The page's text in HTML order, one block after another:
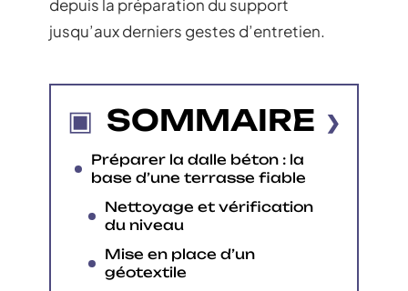
depuis la préparation du support
jusqu’aux derniers gestes d’entretien.
SOMMAIRE
Préparer la dalle béton : la
base d’une terrasse fiable
Nettoyage et vérification
du niveau
Mise en place d’un
géotextile